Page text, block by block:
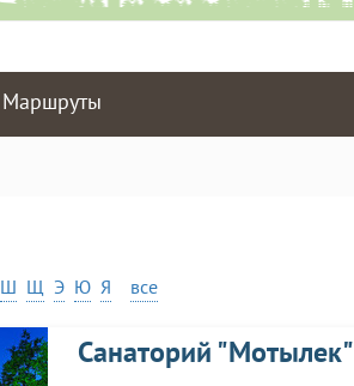
Маршруты
Ш Щ Э Ю Я все
Санаторий "Мотылек"